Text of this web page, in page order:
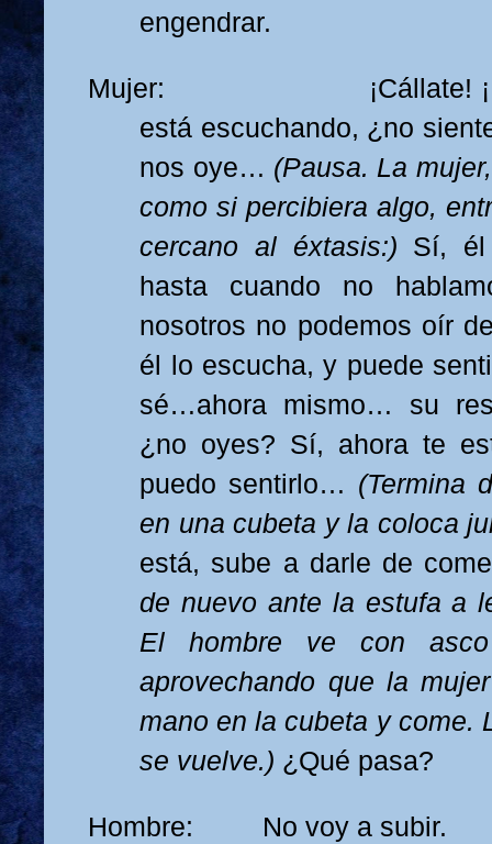
engendrar.
Mujer: ¡Cállate! ¡No
está escuchando, ¿no
nos oye… (Pausa. La
como si percibiera algo,
cercano al éxtasis:) Sí, él
hasta cuando no
nosotros no podemos oír
él lo escucha, y puede
sé…ahora mismo… su
¿no oyes? Sí, ahora te
puedo sentirlo… (Termina
en una cubeta y la coloca
está, sube a darle de
de nuevo ante la estufa a
El hombre ve con
aprovechando que la
mano en la cubeta y come.
se vuelve.) ¿Qué pasa?
Hombre: No voy a subir.